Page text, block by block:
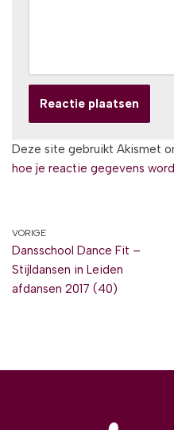
Deze site gebruikt Akismet
hoe je reactie gegevens
VORIGE
Dansschool Dance Fit –
Stijldansen in Leiden
afdansen 2017 (40)